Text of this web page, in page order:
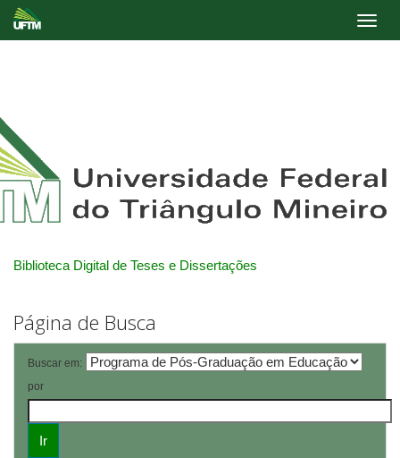
Biblioteca Digital de Teses e Dissertações
Página de Busca
Buscar em:
por